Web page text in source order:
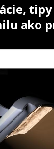
1
tipy
ako